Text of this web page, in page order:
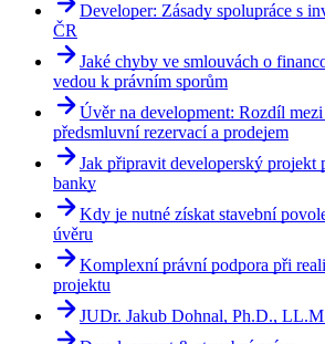
Developer: Zásady spolupráce s
ČR
Jaké chyby ve smlouvách o
vedou k právním sporům
Úvěr na development: Rozdíl
předsmluvní rezervací a prodejem
Jak připravit developerský projekt
banky
Kdy je nutné získat stavební
úvěru
Komplexní právní podpora při
projektu
JUDr. Jakub Dohnal, Ph.D.,